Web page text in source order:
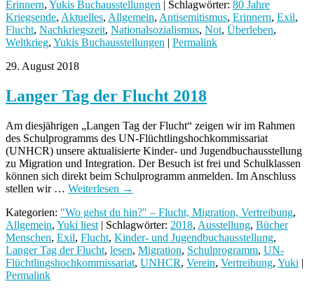
Erinnern, Yukis Buchausstellungen | Schlagwörter: 80 Jahre
Kriegsende, Aktuelles, Allgemein, Antisemitismus, Erinnern, Exil,
Flucht, Nachkriegszeit, Nationalsozialismus, Not, Überleben,
Weltkrieg, Yukis Buchausstellungen | Permalink
29. August 2018
Langer Tag der Flucht 2018
Am diesjährigen „Langen Tag der Flucht“ zeigen wir im Rahmen
des Schulprogramms des UN-Flüchtlingshochkommissariat
(UNHCR) unsere aktualisierte Kinder- und Jugendbuchausstellung
zu Migration und Integration. Der Besuch ist frei und Schulklassen
können sich direkt beim Schulprogramm anmelden. Im Anschluss
stellen wir … Weiterlesen →
Kategorien: "Wo gehst du hin?" – Flucht, Migration, Vertreibung,
Allgemein, Yuki liest | Schlagwörter: 2018, Ausstellung, Bücher
Menschen, Exil, Flucht, Kinder- und Jugendbuchausstellung,
Langer Tag der Flucht, lesen, Migration, Schulprogramm, UN-
Flüchtlingshochkommissariat, UNHCR, Verein, Vertreibung, Yuki |
Permalink